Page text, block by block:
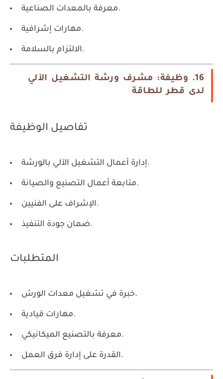
معرفة بالمعدات الصناعية.
مهارات إشرافية.
الالتزام بالسلامة.
16. وظيفة: مشرف ورشة التشغيل الآلي
لدى قطر للطاقة
تفاصيل الوظيفة
إدارة أعمال التشغيل الآلي بالورشة.
متابعة أعمال التصنيع والصيانة.
الإشراف على الفنيين.
ضمان جودة التنفيذ.
المتطلبات
خبرة في تشغيل معدات الورش.
مهارات قيادية.
معرفة بالتصنيع الميكانيكي.
القدرة على إدارة فرق العمل.